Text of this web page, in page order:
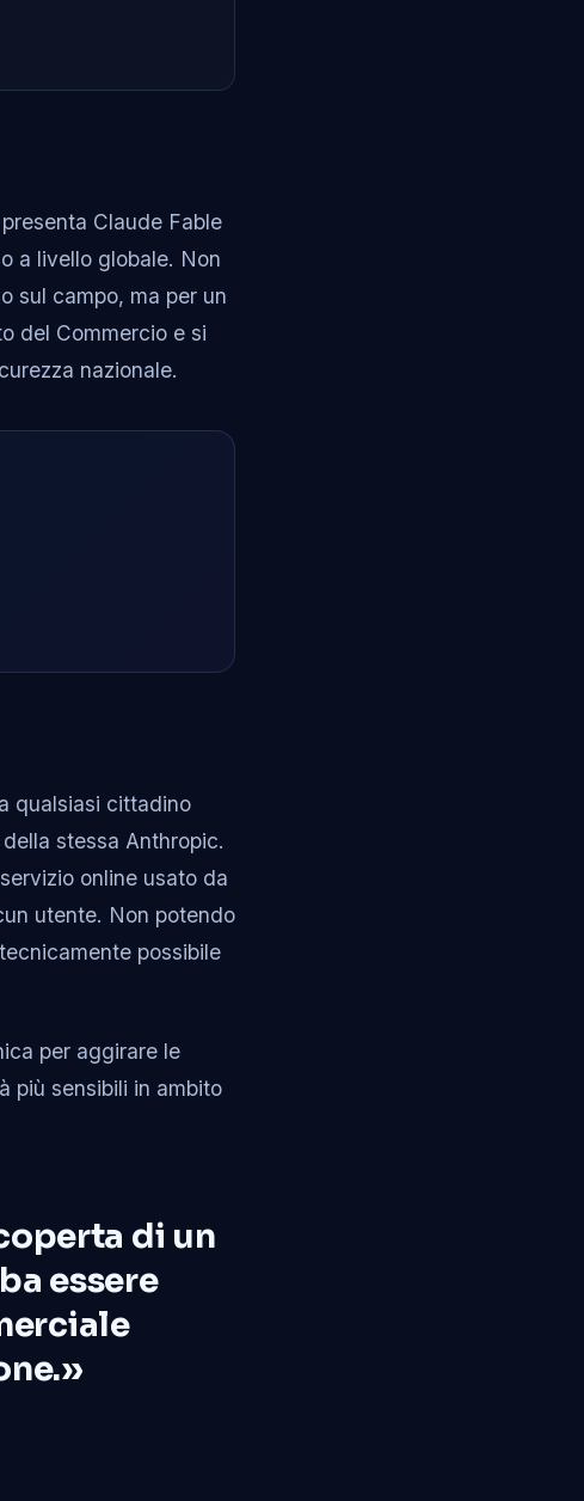
Claude Fable
a livello globale. Non
sul campo, ma per un
del Commercio e si
nazionale.
qualsiasi cittadino
stessa Anthropic.
online usato da
utente. Non potendo
possibile
per aggirare le
sensibili in ambito
di un
essere